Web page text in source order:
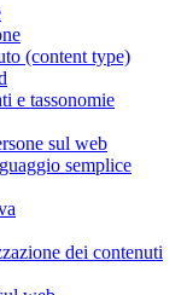
(content type)
e tassonomie
sul web
semplice
dei contenuti